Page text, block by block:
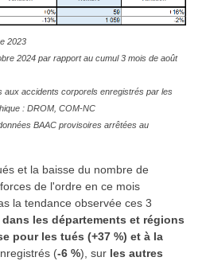
2023
2024 par rapport au cumul 3 mois de août
aux accidents corporels enregistrés par les
: DROM, COM-NC
BAAC provisoires arrêtées au
et la baisse du nombre de
de l'ordre en ce mois
la tendance observée ces 3
dans les départements et régions
pour les tués (+37 %) et à la
(-6 %) , sur les autres